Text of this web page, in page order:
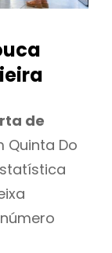
de
Quinta Do